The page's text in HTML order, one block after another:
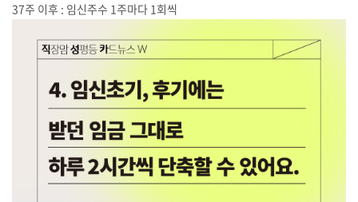
37주 이후 : 임신주수 1주마다 1회씩